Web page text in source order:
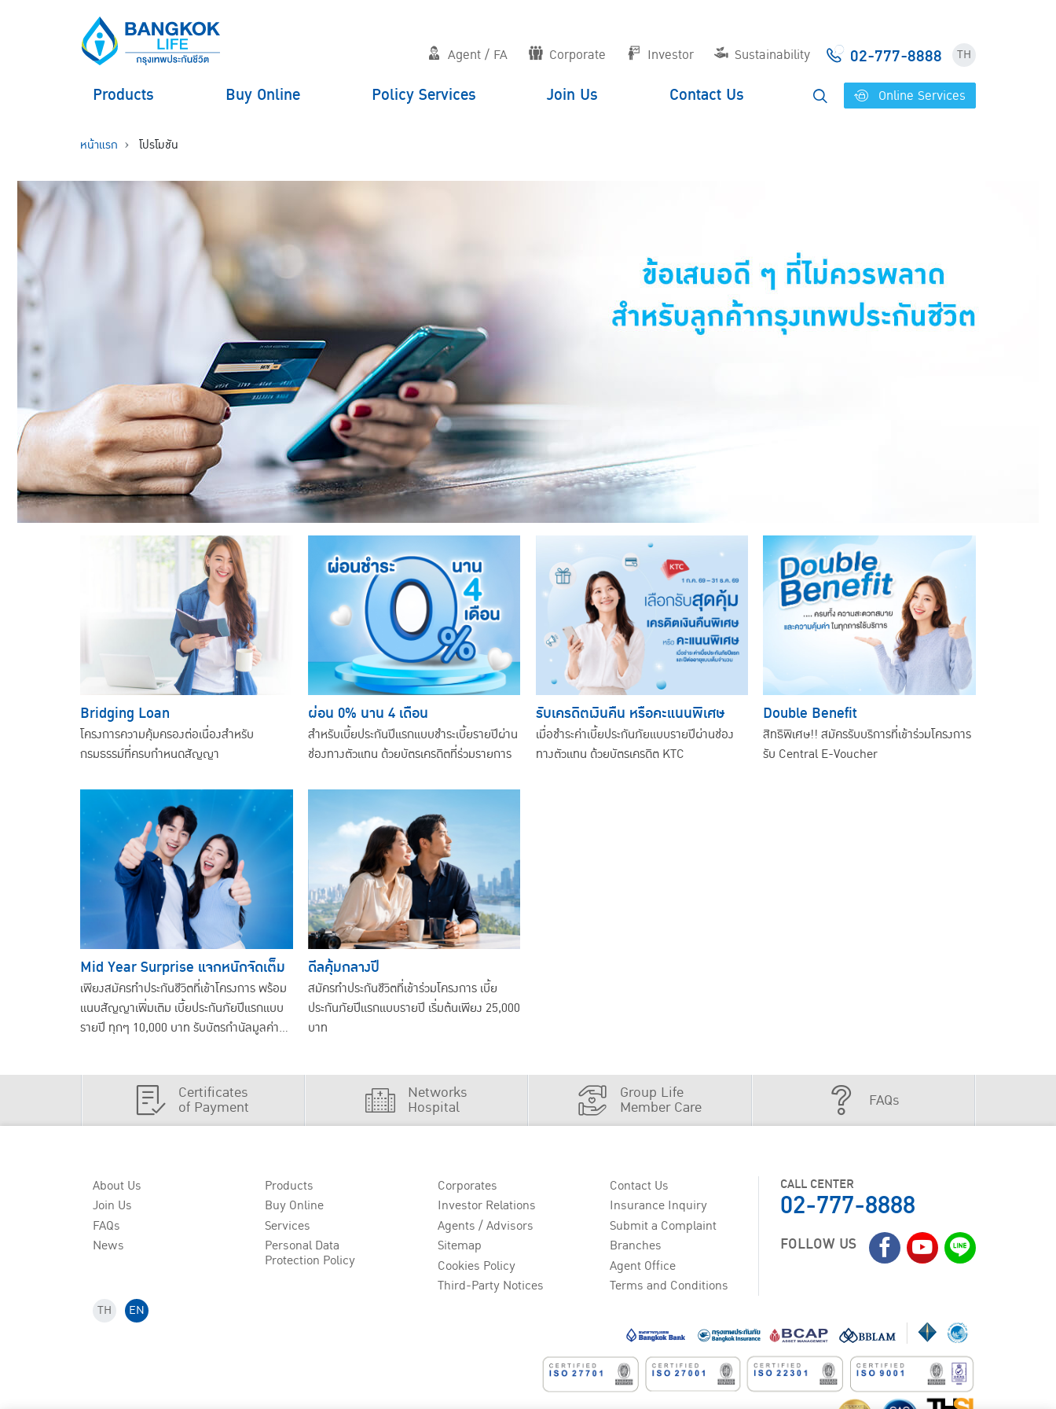
Agent / FA Corporate Investor Sustainability 02-777-8888 TH
Products Buy Online Policy Services Join Us Contact Us Online Services
หน้าแรก โปรโมชัน
hero
Bridging Loan
โครงการความคุ้มครองต่อเนื่องสำหรับ
กรมธรรม์ที่ครบกำหนดสัญญา
ผ่อน 0% นาน 4 เดือน
สำหรับเบี้ยประกันปีแรกแบบชำระเบี้ยรายปีผ่าน
ช่องทางตัวแทน ด้วยบัตรเครดิตที่ร่วมรายการ
รับเครดิตเงินคืน หรือคะแนนพิเศษ
เมื่อชำระค่าเบี้ยประกันภัยแบบรายปีผ่านช่อง
ทางตัวแทน ด้วยบัตรเครดิต KTC
Double Benefit
สิทธิพิเศษ!! สมัครรับบริการที่เข้าร่วมโครงการ
รับ Central E-Voucher
Mid Year Surprise แจกหนักจัดเต็ม
เพียงสมัครทำประกันชีวิตที่เข้าโครงการ พร้อม
แนบสัญญาเพิ่มเติม เบี้ยประกันภัยปีแรกแบบ
รายปี ทุกๆ 10,000 บาท รับบัตรกำนัลมูลค่า
ดีลคุ้มกลางปี
สมัครทำประกันชีวิตที่เข้าร่วมโครงการ เบี้ย
ประกันภัยปีแรกแบบรายปี เริ่มต้นเพียง 25,000
บาท
Certificates
of Payment
Networks
Hospital
Group Life
Member Care FAQs
About Us
Join Us
FAQs
News
Products
Buy Online
Services
Personal Data
Protection Policy
Corporates
Investor Relations
Agents / Advisors
Sitemap
Cookies Policy
Third-Party Notices
Contact Us
Insurance Inquiry
Submit a Complaint
Branches
Agent Office
Terms and Conditions
CALL CENTER
02-777-8888
FOLLOW US
TH EN